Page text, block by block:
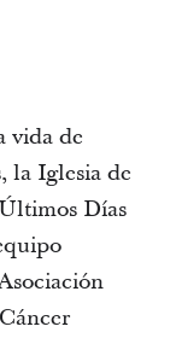
vida de
la Iglesia de
Días